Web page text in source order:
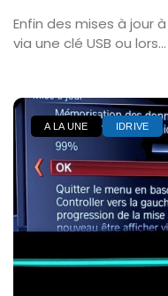
Enfin des mises à jour
via une clé USB ou lors...
A LA UNE IDRIVE